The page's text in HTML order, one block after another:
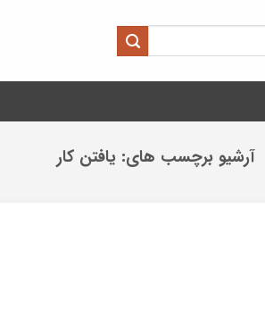
آرشیو برچسب های: یافتن کار